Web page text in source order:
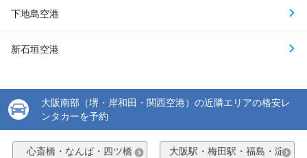
下地島空港
新石垣空港
大阪南部（堺・岸和田・関西空港）の近隣エリアの格安レ
ンタカーを予約
心斎橋・なんば・四ツ橋
大阪駅・梅田駅・福島・淀